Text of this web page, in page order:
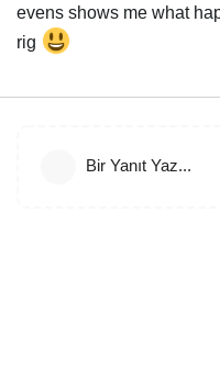
evens shows me what
rig
Bir Yanıt Yaz...